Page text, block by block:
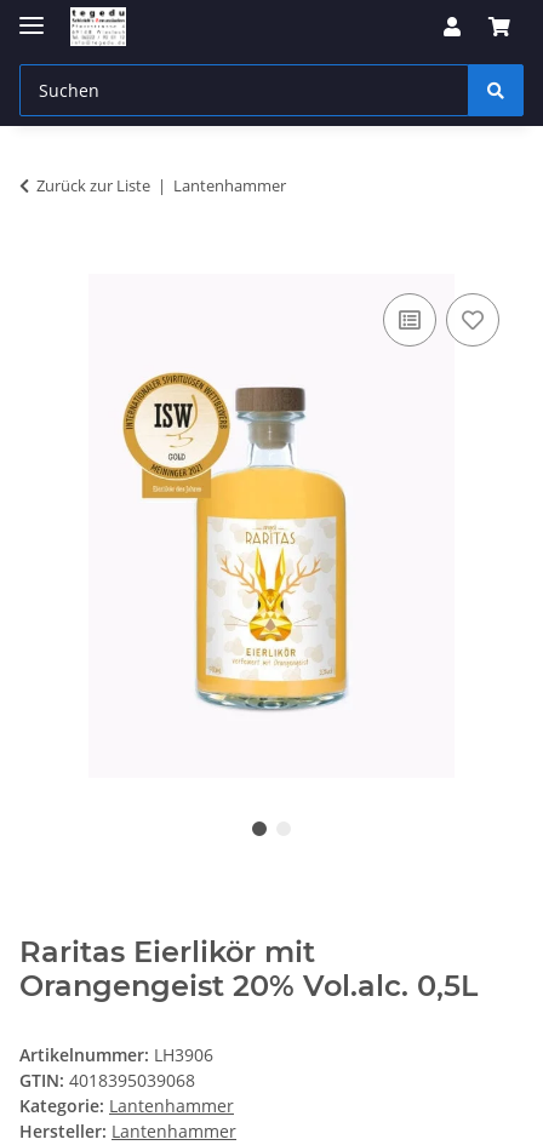
Zurück zur Liste Lantenhammer
Raritas Eierlikör mit
Orangengeist 20% Vol.alc. 0,5L
Artikelnummer: LH3906
GTIN: 4018395039068
Kategorie: Lantenhammer
Hersteller: Lantenhammer